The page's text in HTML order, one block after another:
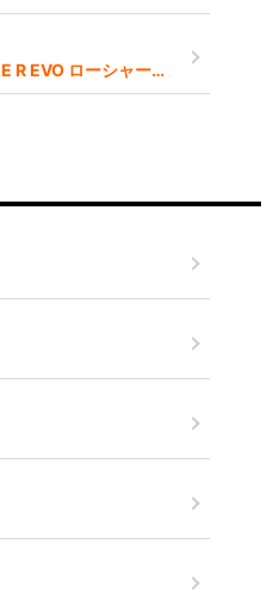
【2023年-】1290SUPER DUKE R EVO ローシャーシモデル【-45mm】